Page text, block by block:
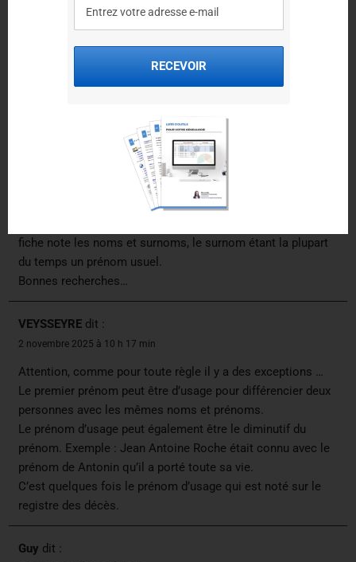
Cette habitude a perduré jusqu’au milieu du 20e siècle avec
des prénoms usuels à la mode ou régionaux, remplaçant
des prénoms d’état civil plus traditionnels. Exemples:
Jeanne devient Madeleine, Marie devient Berthe, Pierre
devient Lucien, Arnaud devient Armand, Armand devient
On note aussi la présence de prénoms usuels originaux,
plus ou moins courants ici : Ali, Numa, Osmin, Hermance,
Une bonne source est sur les sites d’Archives
fiche note les noms et surnoms, le surnom étant la plupart
du temps un prénom usuel.
Bonnes recherches…
VEYSSEYRE dit :
2 novembre 2025 à 10 h 17 min
Attention, comme pour toute règle il y a des exceptions …
Le premier prénom peut être d’usage pour différencier deux
personnes avec les mêmes noms et prénoms.
Le prénom d’usage peut également être le diminutif du
prénom. Exemple : Jean Antoine Roche était connu avec le
prénom de Antonin qu’il a porté toute sa vie.
C’est quelques fois le prénom d’usage qui est noté sur le
registre des décès.
Guy dit :
RECEVOIR